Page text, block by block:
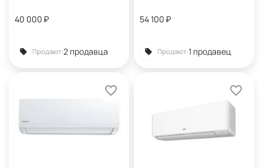
40 000 ₽
Продают:2 продавца
54 100 ₽
Продают:1 продавец